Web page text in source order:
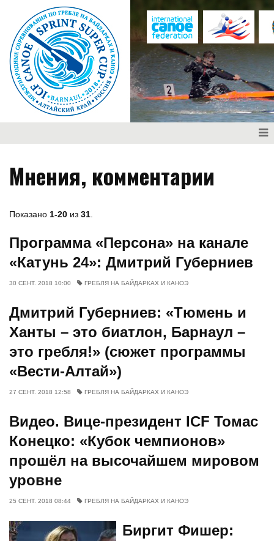
Мнения, комментарии
Показано 1-20 из 31
Программа «Персона» на канале
«Катунь 24»: Дмитрий Губерниев
30 СЕНТ. 2018 10:00 ГРЕБЛЯ НА БАЙДАРКАХ И КАНОЭ
Дмитрий Губерниев: «Тюмень и
Ханты – это биатлон, Барнаул –
это гребля!» (сюжет программы
«Вести-Алтай»)
27 СЕНТ. 2018 12:58 ГРЕБЛЯ НА БАЙДАРКАХ И КАНОЭ
Видео. Вице-президент ICF Томас
Конецко: «Кубок чемпионов»
прошёл на высочайшем мировом
уровне
25 СЕНТ. 2018 08:44 ГРЕБЛЯ НА БАЙДАРКАХ И КАНОЭ
Биргит Фишер: